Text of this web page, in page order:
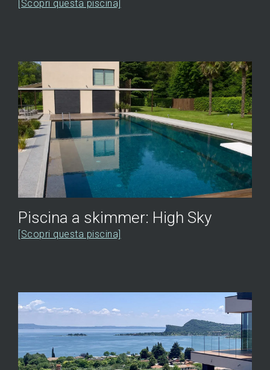
[Scopri questa piscina]
Piscina a skimmer: High Sky
[Scopri questa piscina]